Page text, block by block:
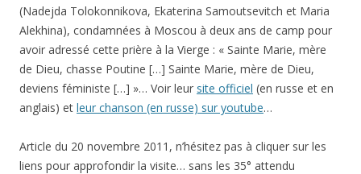
(Nadejda Tolokonnikova, Ekaterina Samoutsevitch et Maria
Alekhina), condamnées à Moscou à deux ans de camp pour
avoir adressé cette prière à la Vierge : « Sainte Marie, mère
de Dieu, chasse Poutine […] Sainte Marie, mère de Dieu,
deviens féministe […] »… Voir leur site officiel (en russe et en
anglais) et leur chanson (en russe) sur youtube…
Article du 20 novembre 2011, n’hésitez pas à cliquer sur les
liens pour approfondir la visite… sans les 35° attendu